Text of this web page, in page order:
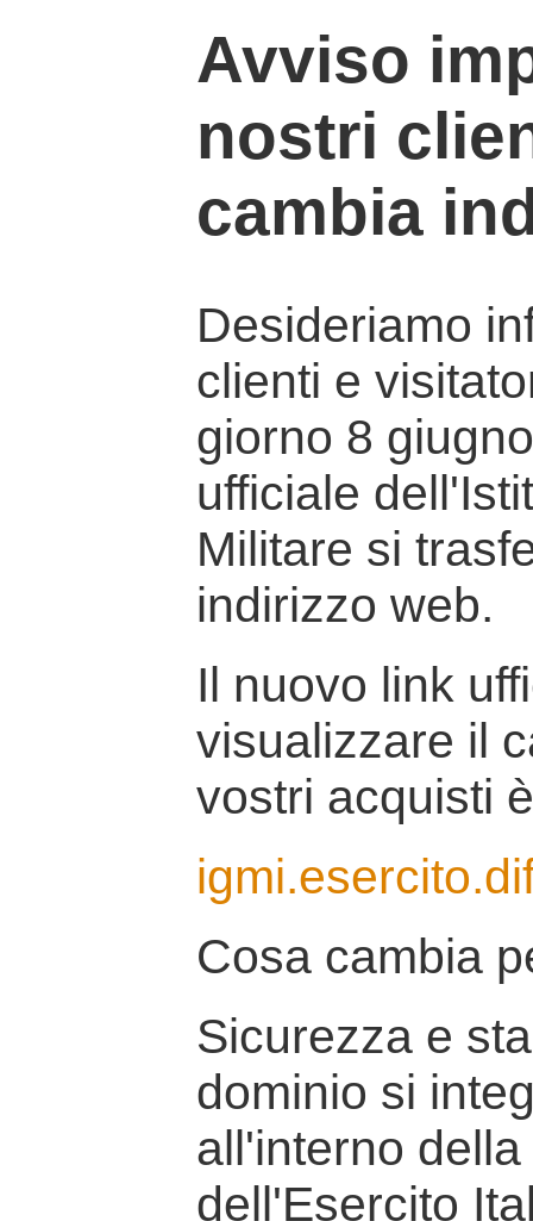
Avviso
nostri
cambia
Desideriamo
clienti e
giorno 8
ufficiale
Militare si
indirizzo web.
Il nuovo link
visualizzare il
vostri acquisti
Cosa cambia
Sicurezza e
dominio si
all'interno
dell'Esercito